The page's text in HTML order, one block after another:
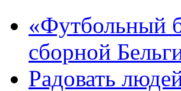
«Футбольный
сборной
Радовать